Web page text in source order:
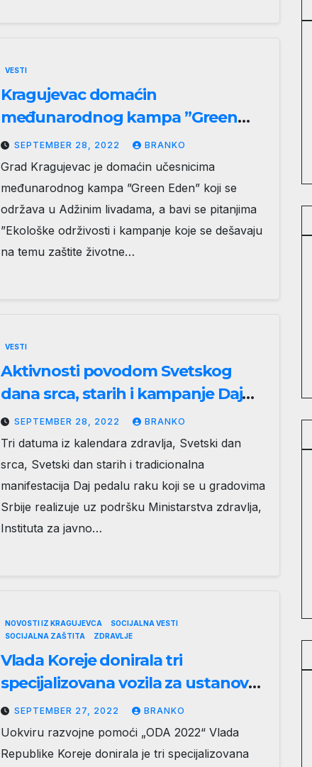
VESTI
Kragujevac domaćin
međunarodnog kampa ”Green
Eden”
SEPTEMBER 28, 2022 BRANKO
Grad Kragujevac je domaćin učesnicima
međunarodnog kampa ”Green Eden” koji se
održava u Adžinim livadama, a bavi se pitanjima
”Ekološke održivosti i kampanje koje se dešavaju
na temu zaštite životne…
VESTI
Aktivnosti povodom Svetskog
dana srca, starih i kampanje Daj
pedalu raku
SEPTEMBER 28, 2022 BRANKO
Tri datuma iz kalendara zdravlja, Svetski dan
srca, Svetski dan starih i tradicionalna
manifestacija Daj pedalu raku koji se u gradovima
Srbije realizuje uz podršku Ministarstva zdravlja,
Instituta za javno…
NOVOSTI IZ KRAGUJEVCA
SOCIJALNA VESTI
SOCIJALNA ZAŠTITA
ZDRAVLJE
Vlada Koreje donirala tri
specijalizovana vozila za ustanove
socijalne zaštite u Kragujevcu
SEPTEMBER 27, 2022 BRANKO
Uokviru razvojne pomoći „ODA 2022“ Vlada
Republike Koreje donirala je tri specijalizovana